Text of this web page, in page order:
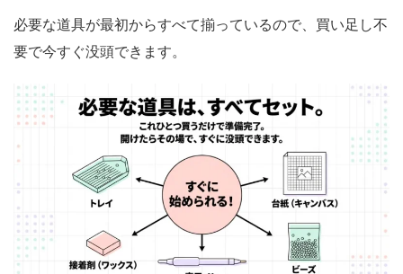
必要な道具が最初からすべて揃っているので、買い足し不
要で今すぐ没頭できます。